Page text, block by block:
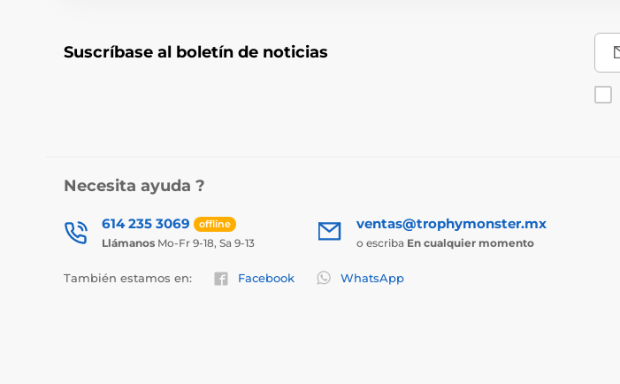
Suscríbase al boletín de noticias
Necesita ayuda ?
614 235 3069 offline
Llámanos Mo-Fr 9-18, Sa 9-13
ventas@trophymonster.mx
o escriba En cualquier momento
También estamos en: Facebook WhatsApp